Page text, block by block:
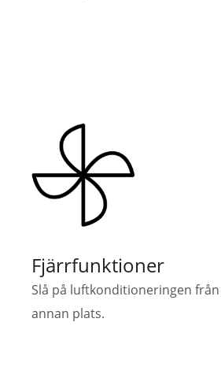
Fjärrfunktioner
Slå på luftkonditioneringen
annan plats.